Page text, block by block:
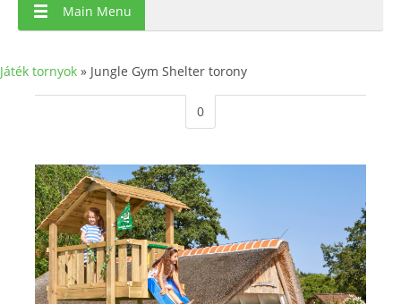
Main Menu
Játék tornyok » Jungle Gym Shelter torony
0